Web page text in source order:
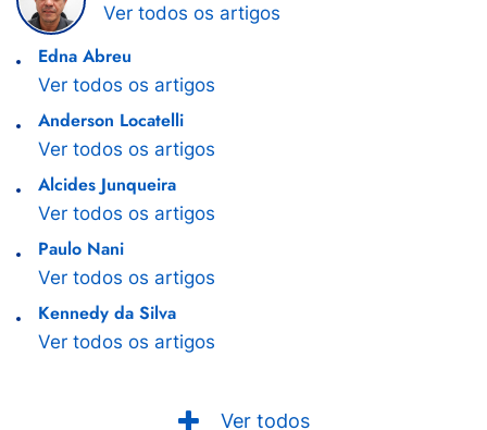
Ver todos os artigos
Edna Abreu
Ver todos os artigos
Anderson Locatelli
Ver todos os artigos
Alcides Junqueira
Ver todos os artigos
Paulo Nani
Ver todos os artigos
Kennedy da Silva
Ver todos os artigos
Ver todos